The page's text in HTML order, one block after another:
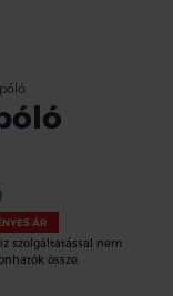
ÁR
szolgáltatással nem
össze.